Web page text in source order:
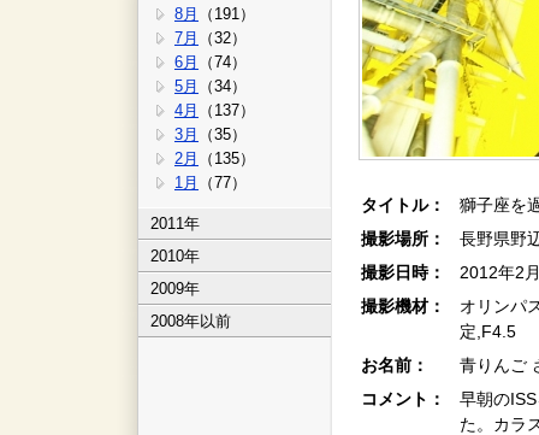
8月
（191）
7月
（32）
6月
（74）
5月
（34）
4月
（137）
3月
（35）
2月
（135）
1月
（77）
2011年
2010年
2009年
2008年以前
タイトル：
獅子座を
撮影場所：
長野県野
撮影日時：
2012年2
撮影機材：
オリンパ
定,F4.5
お名前：
青りんご
コメント：
早朝の
た。カラ